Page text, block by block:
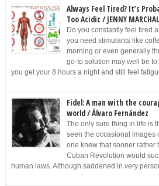
Always Feel Tired? It’s
Too Acidic / JENNY MARCHAL
Do you constantly feel tired
you need stimulants like
morning or even generally
go-to solution may well be
you get your 8 hours a night and still feel
Fidel: A man with the
world / Álvaro Fernández
The only sure thing in life is
seen the occasional images
one knew that sooner rather
Cuban Revolution would
human laws. Although saddened in very